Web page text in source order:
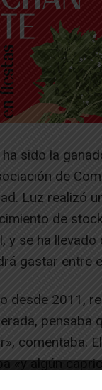
sido la
de
Luz realizó
de
y se ha
gastar entre
desde 2011,
pensaba
comentaba.
«y algún
tranquilidad